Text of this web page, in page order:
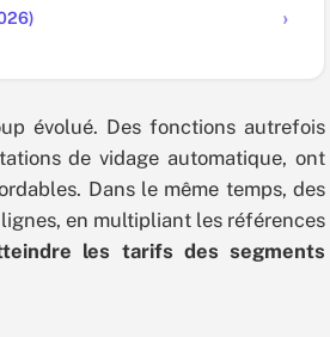
évolué. Des fonctions autrefois
de vidage automatique, ont
Dans le même temps, des
en multipliant les références
les tarifs des segments